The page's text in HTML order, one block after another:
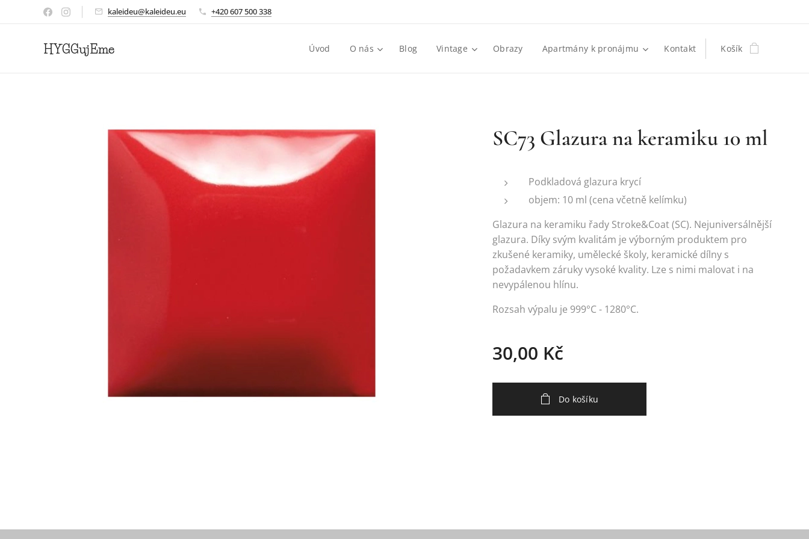
kaleideu@kaleideu.eu +420 607 500 338
HYGGujEme Úvod O nás Blog Vintage Obrazy Apartmány k pronájmu Kontakt Košík
SC73 Glazura na keramiku 10 ml
Podkladová glazura krycí
objem: 10 ml (cena včetně kelímku)
Glazura na keramiku řady Stroke&Coat (SC). Nejuniversálnější
glazura. Díky svým kvalitám je výborným produktem pro
zkušené keramiky, umělecké školy, keramické dílny s
požadavkem záruky vysoké kvality. Lze s nimi malovat i na
nevypálenou hlínu.
Rozsah výpalu je 999°C - 1280°C.
30,00 Kč
Do košíku